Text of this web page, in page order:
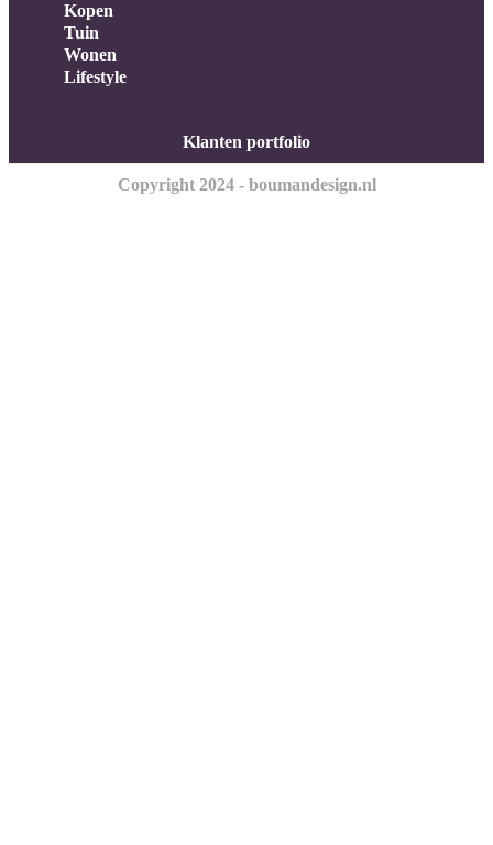
Kopen
Tuin
Wonen
Lifestyle
Klanten portfolio
Copyright 2024 - boumandesign.nl